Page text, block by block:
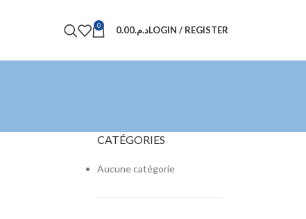
0 د.م.0.00 LOGIN / REGISTER
CATÉGORIES
Aucune catégorie